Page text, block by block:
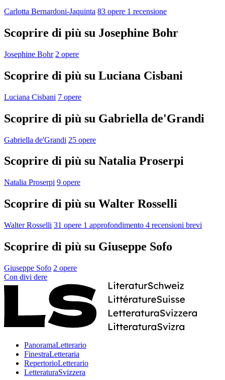
Carlotta Bernardoni-Jaquinta 83 opere 1 recensione
Scoprire di più su Josephine Bohr
Josephine Bohr 2 opere
Scoprire di più su Luciana Cisbani
Luciana Cisbani 7 opere
Scoprire di più su Gabriella de'Grandi
Gabriella de'Grandi 25 opere
Scoprire di più su Natalia Proserpi
Natalia Proserpi 9 opere
Scoprire di più su Walter Rosselli
Walter Rosselli 31 opere 1 approfondimento 4 recensioni brevi
Scoprire di più su Giuseppe Sofo
Giuseppe Sofo 2 opere
Con divi dere
PanoramaLetterario
FinestraLetteraria
RepertorioLetterario
LetteraturaSvizzera